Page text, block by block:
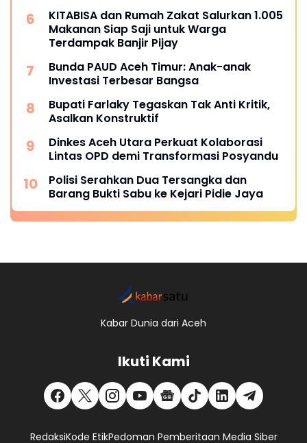
KITABISA dan Rumah Zakat Salurkan 1.005
Makanan Siap Saji untuk Warga
Terdampak Banjir Pijay
Bunda PAUD Aceh Timur: Anak-anak
Investasi Terbesar Bangsa
Bupati Farlaky Tegaskan Tak Anti Kritik,
Asalkan Konstruktif
Dinkes Aceh Utara Perkuat Kolaborasi
Lintas OPD demi Transformasi Posyandu
Polisi Serahkan Dua Tersangka dan
Barang Bukti Sabu ke Kejari Pidie Jaya
Kabar Dunia dari Aceh
Ikuti Kami
RedaksiKode EtikPedoman Pemberitaan Media Siber